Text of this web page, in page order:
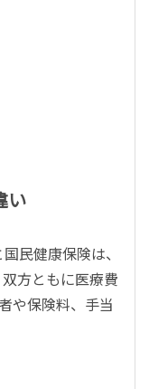
い
民健康保険は、
方ともに医療費
や保険料、手当